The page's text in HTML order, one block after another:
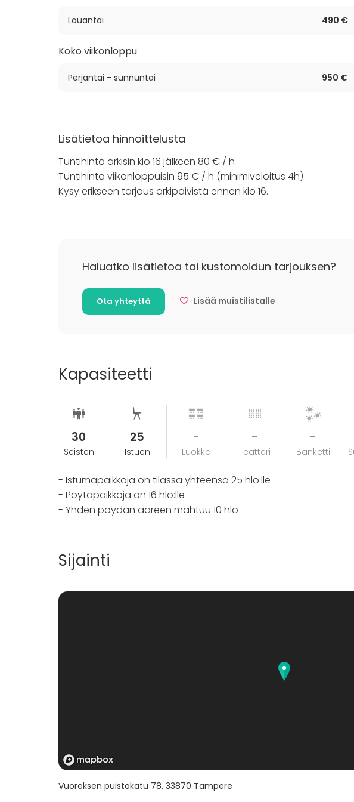
Lauantai 490 €
Koko viikonloppu
Perjantai - sunnuntai 950 €
Lisätietoa hinnoittelusta
Tuntihinta arkisin klo 16 jälkeen 80 € / h
Tuntihinta viikonloppuisin 95 € / h (minimiveloitus 4h)
Kysy erikseen tarjous arkipäivistä ennen klo 16.
Haluatko lisätietoa tai kustomoidun tarjouksen?
Ota yhteyttä Lisää muistilistalle
Kapasiteetti
30
Seisten
25
Istuen
-
Luokka
-
Teatteri
-
Banketti
- Istumapaikkoja on tilassa yhteensä 25 hlö:lle
- Pöytäpaikkoja on 16 hlö:lle
- Yhden pöydän ääreen mahtuu 10 hlö
Sijainti
Vuoreksen puistokatu 78, 33870 Tampere